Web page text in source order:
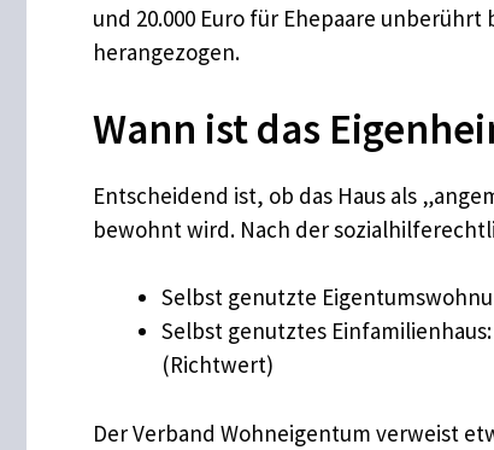
und 20.000 Euro für Ehepaare
herangezogen.
Wann ist das
Entscheidend ist, ob das Haus als
bewohnt wird. Nach der
Selbst genutzte
Selbst genutztes
(Richtwert)
Der Verband Wohneigentum verweist